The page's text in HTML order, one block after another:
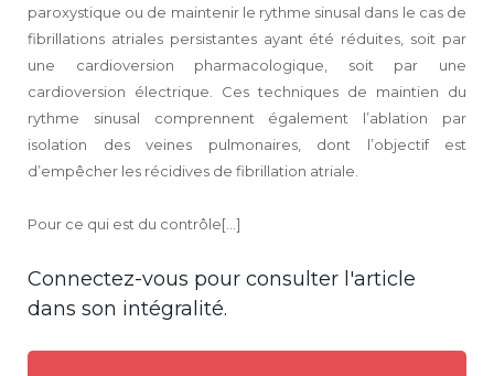
paroxystique ou de maintenir le rythme sinusal dans le cas de
fibrillations atriales persistantes ayant été réduites, soit par
une cardioversion pharmacologique, soit par une
cardioversion électrique. Ces techniques de maintien du
rythme sinusal comprennent également l’ablation par
isolation des veines pulmonaires, dont l’objectif est
d’empêcher les récidives de fibrillation atriale.
Pour ce qui est du contrôle[...]
Connectez-vous pour consulter l'article
dans son intégralité.